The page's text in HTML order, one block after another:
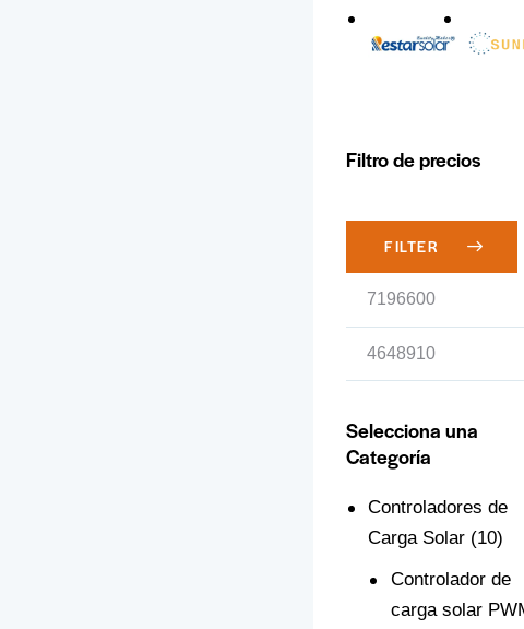
Filtro de precios
FILTER
Selecciona una
Categoría
Controladores de
Carga Solar (10)
Controlador de
carga solar